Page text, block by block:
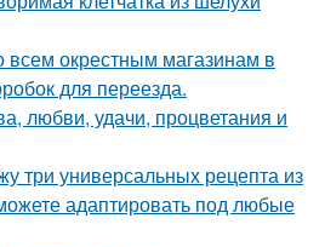
окрестным магазинам в
для переезда.
любви, удачи, процветания и
три универсальных рецепта из
адаптировать под любые